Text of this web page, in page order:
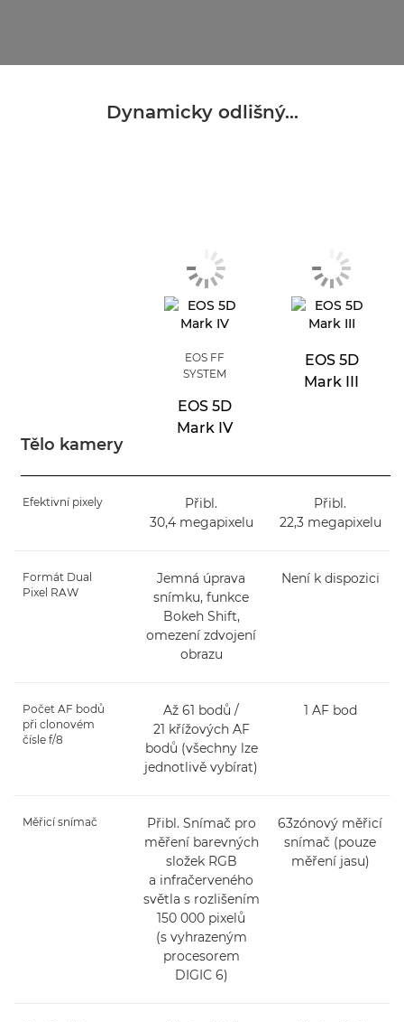
Dynamicky odlišný...
Tělo kamery
EOS FF
SYSTEM
EOS 5D
Mark IV
EOS 5D
Mark III
Efektivní pixely
Přibl.
30,4 megapixelu
Přibl.
22,3 megapixelu
Formát Dual
Pixel RAW
Jemná úprava
snímku, funkce
Bokeh Shift,
omezení zdvojení
obrazu
Není k dispozici
Počet AF bodů
při clonovém
čísle f/8
Až 61 bodů /
21 křížových AF
bodů (všechny lze
jednotlivě vybírat)
1 AF bod
Měřicí snímač
Přibl. Snímač pro
měření barevných
složek RGB
a infračerveného
světla s rozlišením
150 000 pixelů
(s vyhrazeným
procesorem
DIGIC 6)
63zónový měřicí
snímač (pouze
měření jasu)